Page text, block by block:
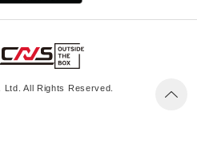
All Rights Reserved.